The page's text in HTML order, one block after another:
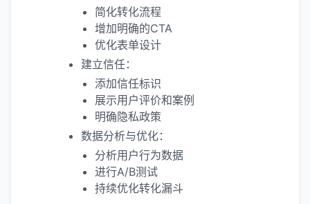
简化转化流程
增加明确的CTA
优化表单设计
建立信任：
添加信任标识
展示用户评价和案例
明确隐私政策
数据分析与优化：
分析用户行为数据
进行A/B测试
持续优化转化漏斗